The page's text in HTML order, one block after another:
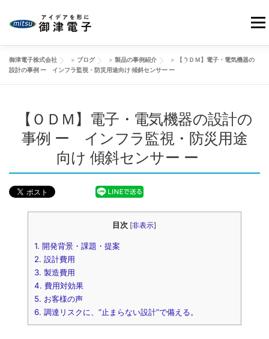
ン
メニ
HOME 当社の強み 御津電子の品質
会社情報 製品事例 改善動画 ブログ
お問い合わせ
御津電子株式会社 > ブログ > 製品の事例紹介 >
【ＯＤＭ】電子・電気機器の
設計の事例 ー インフラ監視・防災用途向け 傾斜センサー ー
【ＯＤＭ】電子・電気機器の設計の
事例 ー インフラ監視・防災用途
向け 傾斜センサー ー
目次 [非表示]
1. 開発背景・課題・提案
2. 設計費用
3. 製造費用
4. 費用対効果
5. お客様の声
6. 調達リスクに、“止まらない設計”で備える。